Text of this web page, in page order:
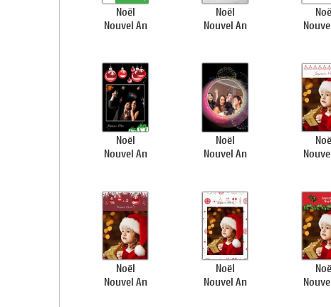
Noël
Nouvel An
Noël
Nouvel An
Noël
Nouvel An
Noël
Nouvel An
Noël
Nouvel An
Noël
Nouvel An